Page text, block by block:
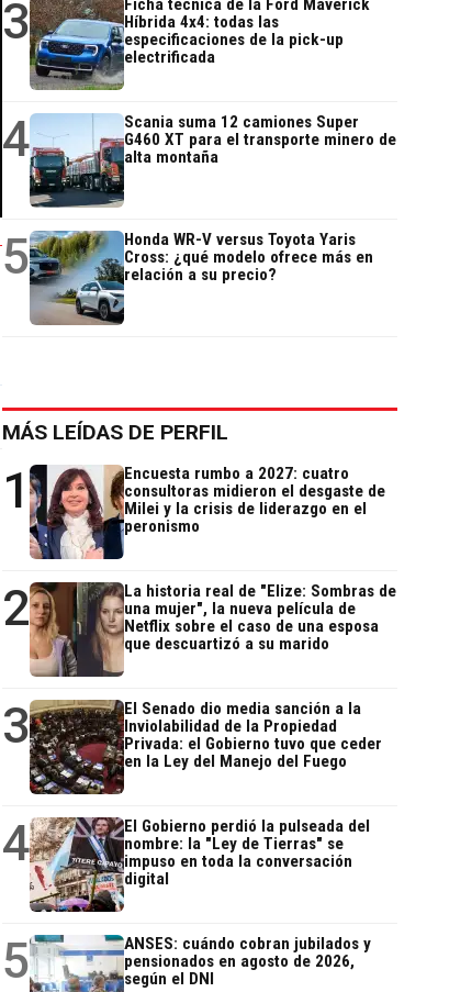
3
Ficha técnica de la Ford Maverick
Híbrida 4x4: todas las
especificaciones de la pick-up
electrificada
4
Scania suma 12 camiones Super
G460 XT para el transporte minero de
alta montaña
5
Honda WR-V versus Toyota Yaris
Cross: ¿qué modelo ofrece más en
relación a su precio?
MÁS LEÍDAS DE PERFIL
1
Encuesta rumbo a 2027: cuatro
consultoras midieron el desgaste de
Milei y la crisis de liderazgo en el
peronismo
2
La historia real de "Elize: Sombras de
una mujer", la nueva película de
Netflix sobre el caso de una esposa
que descuartizó a su marido
3
El Senado dio media sanción a la
Inviolabilidad de la Propiedad
Privada: el Gobierno tuvo que ceder
en la Ley del Manejo del Fuego
4
El Gobierno perdió la pulseada del
nombre: la "Ley de Tierras" se
impuso en toda la conversación
digital
5
ANSES: cuándo cobran jubilados y
pensionados en agosto de 2026,
según el DNI